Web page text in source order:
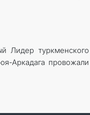
Лидер туркменского
Аркадага провожали